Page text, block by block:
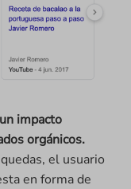
impacto
orgánicos.
el usuario
en forma de